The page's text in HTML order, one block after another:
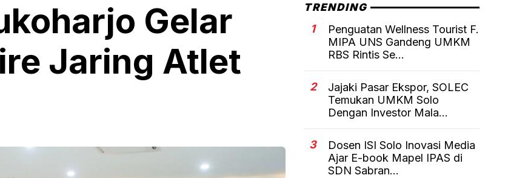
Gelar
Jaring Atlet
TRENDING
1
Penguatan Wellness Tourist F.
MIPA UNS Gandeng UMKM
RBS Rintis Se...
2
Jajaki Pasar Ekspor, SOLEC
Temukan UMKM Solo
Dengan Investor Mala...
3
Dosen ISI Solo Inovasi Media
Ajar E-book Mapel IPAS di
SDN Sabran...